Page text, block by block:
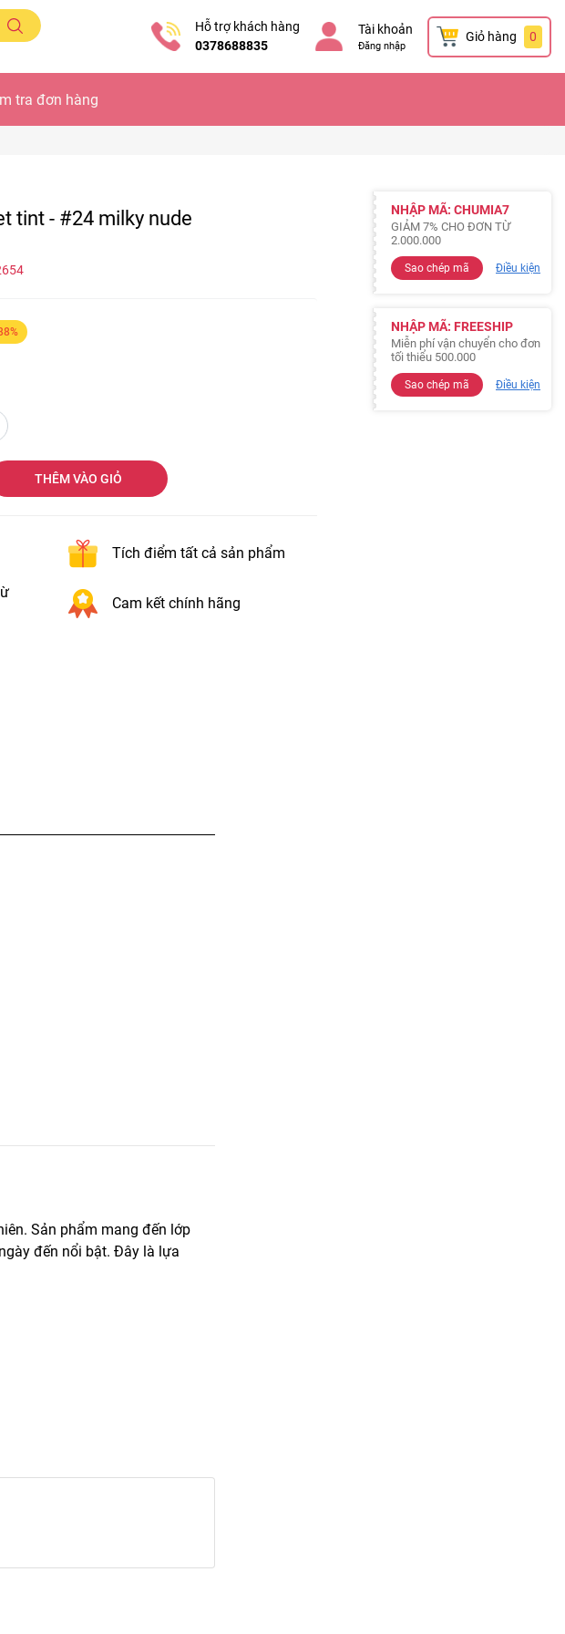
Hỗ trợ khách hàng
0378688835
Tài khoản
Đăng nhập
Giỏ hàng 0
tra đơn hàng
tint - #24 milky nude
THÊM VÀO GIỎ
Tích điểm tất cả sản phẩm
Cam kết chính hãng
NHẬP MÃ: CHUMIA7
GIẢM 7% CHO ĐƠN TỪ
2.000.000
Sao chép mã Điều kiện
NHẬP MÃ: FREESHIP
Miễn phí vận chuyển cho đơn
tối thiểu 500.000
Sao chép mã Điều kiện
Sản phẩm mang đến lớp
đến nổi bật. Đây là lựa